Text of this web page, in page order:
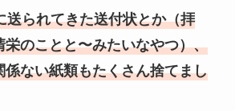
送られてきた送付状とか（拝
のことと〜みたいなやつ）、
係ない紙類もたくさん捨てまし